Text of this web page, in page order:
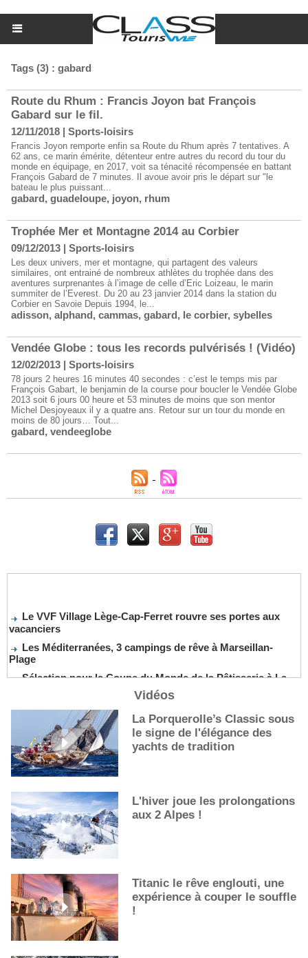
Tags (3) : gabard
Route du Rhum : Francis Joyon bat François
Gabard sur le fil.
12/11/2018 | Sports-loisirs
Francis Joyon remporte enfin sa Route du Rhum après 7 tentatives. A
62 ans, ce marin émérite, détenteur entre autres du record du tour du
monde en équipage, en 2017, voit sa ténacité récompensée en battant
François Gabard de 7 minutes. Il avoue avoir pris le départ sur "le
bateau le plus puissant...
gabard, guadeloupe, joyon, rhum
Trophée Mer et Montagne 2014 au Corbier
09/12/2013 | Sports-loisirs
Les deux univers, mer et montagne, qui partagent des valeurs
similaires, ont entrainé de nombreux athlètes du trophée dans des
aventures surprenantes à l’image de celle d’Eric Loizeau, le marin
summiter de l’Everest. Du 20 au 23 janvier 2014 dans la station du
Corbier en Savoie Depuis 1994, le...
adisson, alphand, cammas, gabard, le corbier, sybelles
Vendée Globe : tous les records pulvérisés ! (Vidéo)
12/02/2013 | Sports-loisirs
78 jours 2 heures 16 minutes 40 secondes : c’est le temps mis par
François Gabart, le benjamin de la course pour boucler le Vendée Globe
2013 soit 6 jours 00 heure et 53 minutes de moins que son mentor
Michel Desjoyeaux il y a quatre ans. Retour sur un tour du monde en
moins de 80 jours… Tout...
gabard, vendeeglobe
Le VVF Village Lège-Cap-Ferret rouvre ses portes aux
vacanciers
Les Méditerranées, 3 campings de rêve à Marseillan-
Plage
Sélection pour la Coupe du Monde de la Pâtisserie à La
Les cocktails, stars de l’été
La première sélection des grappes du Guide Michelin
Vidéos
La Porquerolle’s Classic sous
le signe de l'élégance des
yachts de tradition
L'hiver joue les prolongations
aux 2 Alpes !
Titanic le rêve englouti, une
expérience à couper le souffle
!